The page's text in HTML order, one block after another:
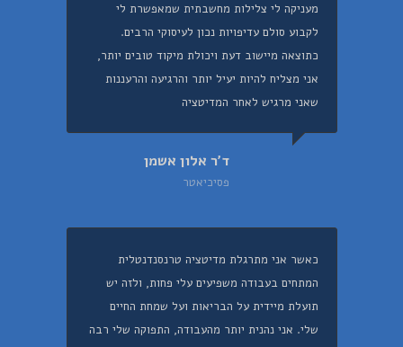
מעניקה לי צלילות מחשבתית שמאפשרת לי
לקבוע סולם עדיפויות נכון לעיסוקי הרבים.
כתוצאה מיישוב דעת ויכולת מיקוד טובים יותר,
אני מצליח להיות יעיל יותר והרגיעה והרעננות
שאני מרגיש לאחר המדיטציה
ד'ר אלון אשמן
פסיכיאטר
כאשר אני מתרגלת מדיטציה טרנסנדנטלית
המתחים בעבודה משפיעים עלי פחות, ולזה יש
תועלת מיידית על הבריאות ועל שמחת החיים
שלי. אני נהנית יותר מהעבודה, התפוקה שלי רבה